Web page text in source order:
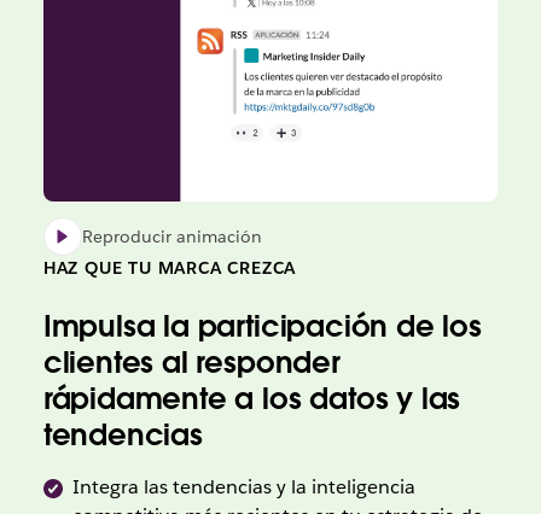
Reproducir animación
HAZ QUE TU MARCA CREZCA
Impulsa la participación de los
clientes al responder
rápidamente a los datos y las
tendencias
Integra las tendencias y la inteligencia